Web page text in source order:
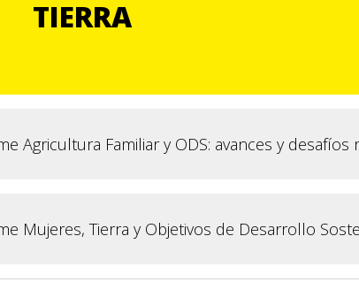
TIERRA
Agricultura Familiar y ODS: avances y desafíos
Mujeres, Tierra y Objetivos de Desarrollo